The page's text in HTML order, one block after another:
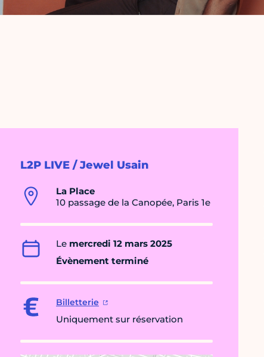
L2P LIVE / Jewel Usain
La Place
10 passage de la Canopée, Paris 1e
Le mercredi 12 mars 2025
Évènement terminé
Billetterie
Uniquement sur réservation